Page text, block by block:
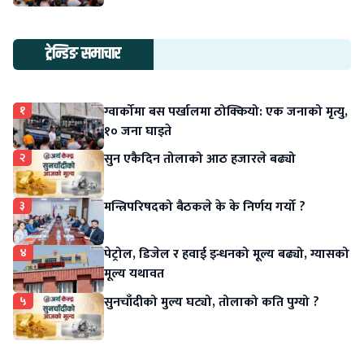
ट्रेन्डिङ समाचार
१
ग्वार्कोमा बस पर्खालमा ठोक्कियो: एक जनाको मृत्यु,
१० जना घाइते
२ सुन एकैदिन तोलाको आठ हजारले बढ्यो
३ मन्त्रिपरिषदको बैठकले के के निर्णय गर्यो ?
४
पेट्रोल, डिजेल र हवाई इन्धनको मूल्य बढ्यो, ग्यासको
मूल्य यथावत
५ सुनचाँदीको मुल्य घट्यो, तोलाको कति पुग्यो ?